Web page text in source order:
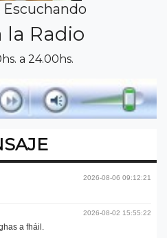
la Radio
a 24.00hs.